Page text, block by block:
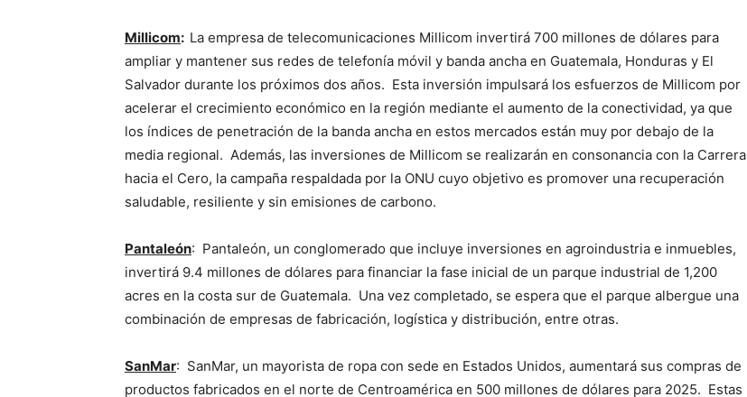
Millicom: La empresa de telecomunicaciones Millicom invertirá 700 millones de dólares para
ampliar y mantener sus redes de telefonía móvil y banda ancha en Guatemala, Honduras y El
Salvador durante los próximos dos años. Esta inversión impulsará los esfuerzos de Millicom por
acelerar el crecimiento económico en la región mediante el aumento de la conectividad, ya que
los índices de penetración de la banda ancha en estos mercados están muy por debajo de la
media regional. Además, las inversiones de Millicom se realizarán en consonancia con la Carrera
hacia el Cero, la campaña respaldada por la ONU cuyo objetivo es promover una recuperación
saludable, resiliente y sin emisiones de carbono.
Pantaleón: Pantaleón, un conglomerado que incluye inversiones en agroindustria e inmuebles,
invertirá 9.4 millones de dólares para financiar la fase inicial de un parque industrial de 1,200
acres en la costa sur de Guatemala. Una vez completado, se espera que el parque albergue una
combinación de empresas de fabricación, logística y distribución, entre otras.
SanMar: SanMar, un mayorista de ropa con sede en Estados Unidos, aumentará sus compras de
productos fabricados en el norte de Centroamérica en 500 millones de dólares para 2025. Estas